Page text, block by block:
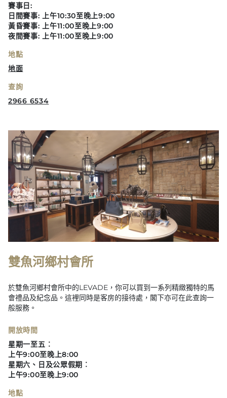
賽事日:
日間賽事: 上午10:30至晚上9:00
黃昏賽事: 上午11:00至晚上9:00​
夜間賽事: 上午11:00至晚上9:00
地點
地面
查詢
2966 6534
雙魚河鄉村會所
於雙魚河鄉村會所中的LEVADE，你可以買到一系列精緻獨特的馬
會禮品及紀念品。這裡同時是客房的接待處，閣下亦可在此查詢一
般服務。
開放時間
星期一至五︰
上午9:00至晚上8:00
星期六、日及公眾假期︰
上午9:00至晚上9:00
地點